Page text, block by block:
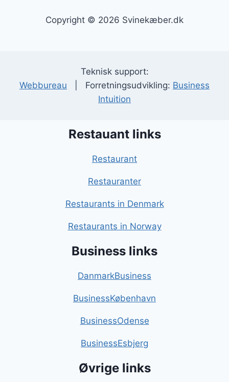
Copyright © 2026 Svinekæber.dk
Teknisk support:
Webbureau | Forretningsudvikling: Business
Intuition
Restauant links
Restaurant
Restauranter
Restaurants in Denmark
Restaurants in Norway
Business links
DanmarkBusiness
BusinessKøbenhavn
BusinessOdense
BusinessEsbjerg
Øvrige links